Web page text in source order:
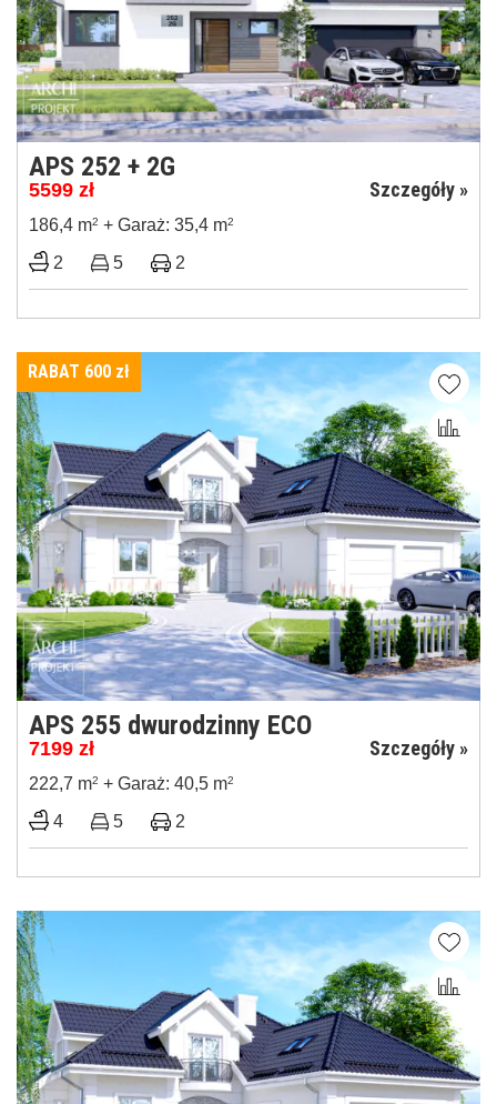
APS 252 + 2G
5599 zł Szczegóły »
186,4 m2 + Garaż: 35,4 m2
2 5 2
RABAT 600 zł
APS 255 dwurodzinny ECO
7199 zł Szczegóły »
222,7 m2 + Garaż: 40,5 m2
4 5 2